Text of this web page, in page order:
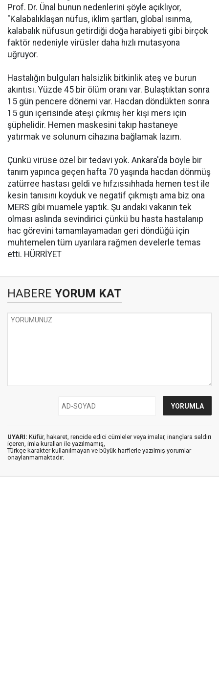
Prof. Dr. Ünal bunun nedenlerini şöyle açıklıyor,
"Kalabalıklaşan nüfus, iklim şartları, global ısınma,
kalabalık nüfusun getirdiği doğa harabiyeti gibi birçok
faktör nedeniyle virüsler daha hızlı mutasyona
uğruyor.
Hastalığın bulguları halsizlik bitkinlik ateş ve burun
akıntısı. Yüzde 45 bir ölüm oranı var. Bulaştıktan sonra
15 gün pencere dönemi var. Hacdan döndükten sonra
15 gün içerisinde ateşi çıkmış her kişi mers için
şüphelidir. Hemen maskesini takıp hastaneye
yatırmak ve solunum cihazına bağlamak lazım.
Çünkü virüse özel bir tedavi yok. Ankara'da böyle bir
tanım yapınca geçen hafta 70 yaşında hacdan dönmüş
zatürree hastası geldi ve hıfzıssıhhada hemen test ile
kesin tanısını koyduk ve negatif çıkmıştı ama biz ona
MERS gibi muamele yaptık. Şu andaki vakanın tek
olması aslında sevindirici çünkü bu hasta hastalanıp
hac görevini tamamlayamadan geri döndüğü için
muhtemelen tüm uyarılara rağmen develerle temas
etti. HÜRRİYET
HABERE YORUM KAT
UYARI: Küfür, hakaret, rencide edici cümleler veya imalar, inançlara saldırı
içeren, imla kuralları ile yazılmamış,
Türkçe karakter kullanılmayan ve büyük harflerle yazılmış yorumlar
onaylanmamaktadır.